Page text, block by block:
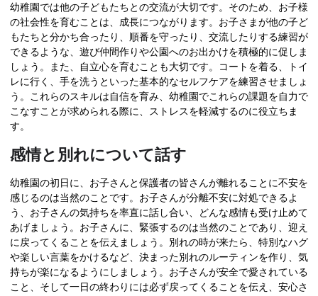
幼稚園では他の子どもたちとの交流が大切です。そのため、お子様
の社会性を育むことは、成長につながります。お子さまが他の子ど
もたちと分かち合ったり、順番を守ったり、交流したりする練習が
できるような、遊び仲間作りや公園へのお出かけを積極的に促しま
しょう。また、自立心を育むことも大切です。コートを着る、トイ
レに行く、手を洗うといった基本的なセルフケアを練習させましょ
う。これらのスキルは自信を育み、幼稚園でこれらの課題を自力で
こなすことが求められる際に、ストレスを軽減するのに役立ちま
す。
感情と別れについて話す
幼稚園の初日に、お子さんと保護者の皆さんが離れることに不安を
感じるのは当然のことです。お子さんが分離不安に対処できるよ
う、お子さんの気持ちを率直に話し合い、どんな感情も受け止めて
あげましょう。お子さんに、緊張するのは当然のことであり、迎え
に戻ってくることを伝えましょう。別れの時が来たら、特別なハグ
や楽しい言葉をかけるなど、決まった別れのルーティンを作り、気
持ちが楽になるようにしましょう。お子さんが安全で愛されている
こと、そして一日の終わりには必ず戻ってくることを伝え、安心さ